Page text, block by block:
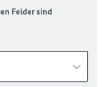
Felder sind